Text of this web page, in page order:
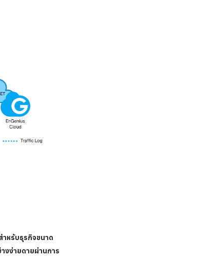
ำหรับธุรกิจขนาด
งง่ายดายผ่านการ